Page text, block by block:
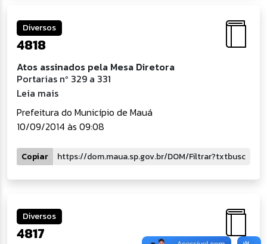
Diversos
4818
Atos assinados pela Mesa Diretora
Portarias nº 329 a 331
Leia mais
Prefeitura do Município de Mauá
10/09/2014 às 09:08
Copiar
Diversos
4817